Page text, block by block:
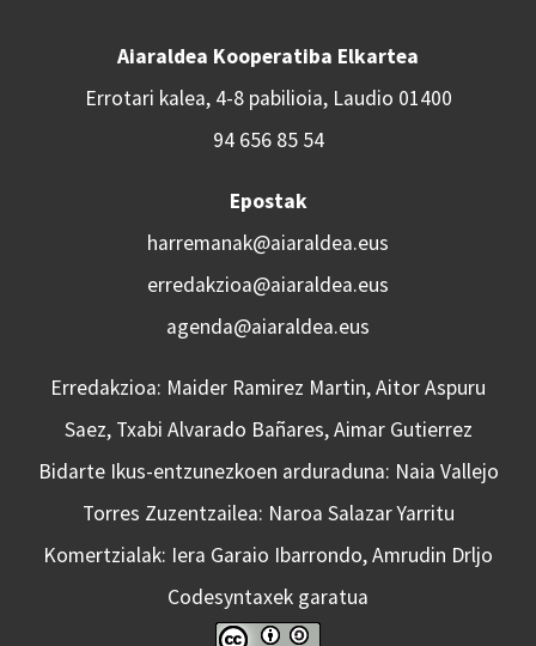
Aiaraldea Kooperatiba Elkartea
Errotari kalea, 4-8 pabilioia, Laudio 01400
94 656 85 54
Epostak
harremanak@aiaraldea.eus
erredakzioa@aiaraldea.eus
agenda@aiaraldea.eus
Erredakzioa: Maider Ramirez Martin, Aitor Aspuru
Saez, Txabi Alvarado Bañares, Aimar Gutierrez
Bidarte Ikus-entzunezkoen arduraduna: Naia Vallejo
Torres Zuzentzailea: Naroa Salazar Yarritu
Komertzialak: Iera Garaio Ibarrondo, Amrudin Drljo
Codesyntaxek garatua